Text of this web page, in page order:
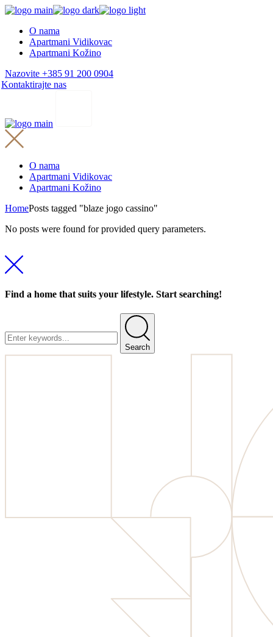
Skip
content
O nama
Apartmani Vidikovac
Apartmani Kožino
Nazovite +385 91 200 0904
Kontaktirajte nas
O nama
Apartmani Vidikovac
Apartmani Kožino
HomePosts tagged "blaze jogo cassino"
No posts were found for provided query parameters.
Find a home that suits your lifestyle. Start searching!
Search